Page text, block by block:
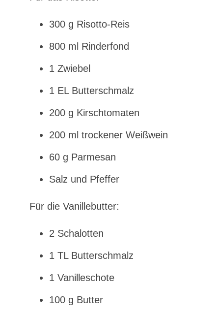
300 g Risotto-Reis
800 ml Rinderfond
1 Zwiebel
1 EL Butterschmalz
200 g Kirschtomaten
200 ml trockener Weißwein
60 g Parmesan
Salz und Pfeffer
Für die Vanillebutter:
2 Schalotten
1 TL Butterschmalz
1 Vanilleschote
100 g Butter